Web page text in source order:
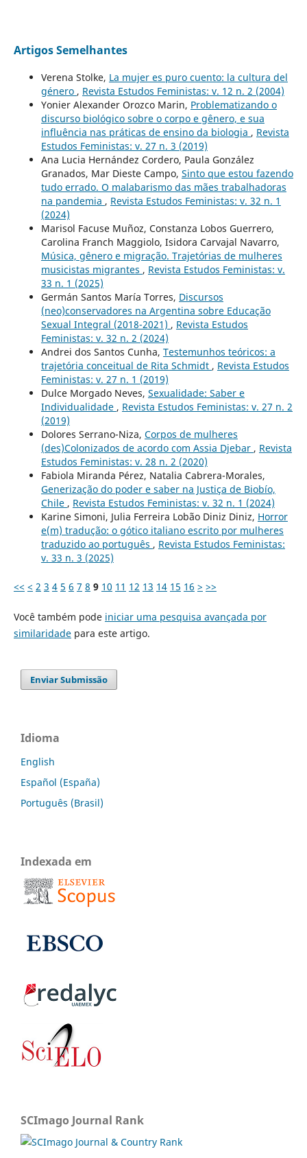
Artigos Semelhantes
Verena Stolke, La mujer es puro cuento: la cultura del
género , Revista Estudos Feministas: v. 12 n. 2 (2004)
Yonier Alexander Orozco Marin, Problematizando o
discurso biológico sobre o corpo e gênero, e sua
influência nas práticas de ensino da biologia , Revista
Estudos Feministas: v. 27 n. 3 (2019)
Ana Lucia Hernández Cordero, Paula González
Granados, Mar Dieste Campo, Sinto que estou fazendo
tudo errado. O malabarismo das mães trabalhadoras
na pandemia , Revista Estudos Feministas: v. 32 n. 1
(2024)
Marisol Facuse Muñoz, Constanza Lobos Guerrero,
Carolina Franch Maggiolo, Isidora Carvajal Navarro,
Música, gênero e migração. Trajetórias de mulheres
musicistas migrantes , Revista Estudos Feministas: v.
33 n. 1 (2025)
Germán Santos María Torres, Discursos
(neo)conservadores na Argentina sobre Educação
Sexual Integral (2018-2021) , Revista Estudos
Feministas: v. 32 n. 2 (2024)
Andrei dos Santos Cunha, Testemunhos teóricos: a
trajetória conceitual de Rita Schmidt , Revista Estudos
Feministas: v. 27 n. 1 (2019)
Dulce Morgado Neves, Sexualidade: Saber e
Individualidade , Revista Estudos Feministas: v. 27 n. 2
(2019)
Dolores Serrano-Niza, Corpos de mulheres
(des)Colonizados de acordo com Assia Djebar , Revista
Estudos Feministas: v. 28 n. 2 (2020)
Fabiola Miranda Pérez, Natalia Cabrera-Morales,
Generização do poder e saber na Justiça de Biobío,
Chile , Revista Estudos Feministas: v. 32 n. 1 (2024)
Karine Simoni, Julia Ferreira Lobão Diniz Diniz, Horror
e(m) tradução: o gótico italiano escrito por mulheres
traduzido ao português , Revista Estudos Feministas:
v. 33 n. 3 (2025)
<< < 2 3 4 5 6 7 8 9 10 11 12 13 14 15 16 > >>
Você também pode iniciar uma pesquisa avançada por
similaridadepara este artigo.
Enviar Submissão
Idioma
English
Español (España)
Português (Brasil)
Indexada em
SCImago Journal Rank